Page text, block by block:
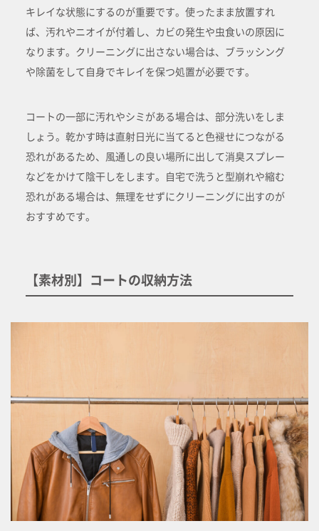
キレイな状態にするのが重要です。使ったまま放置すれ
ば、汚れやニオイが付着し、カビの発生や虫食いの原因に
なります。クリーニングに出さない場合は、ブラッシング
や除菌をして自身でキレイを保つ処置が必要です。
コートの一部に汚れやシミがある場合は、部分洗いをしま
しょう。乾かす時は直射日光に当てると色褪せにつながる
恐れがあるため、風通しの良い場所に出して消臭スプレー
などをかけて陰干しをします。自宅で洗うと型崩れや縮む
恐れがある場合は、無理をせずにクリーニングに出すのが
おすすめです。
【素材別】コートの収納方法